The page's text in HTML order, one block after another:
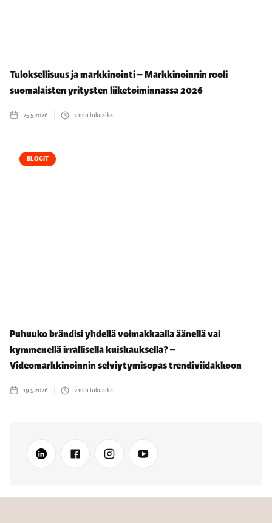
Tuloksellisuus ja markkinointi – Markkinoinnin rooli
suomalaisten yritysten liiketoiminnassa 2026
25.5.2026 2min lukuaika
BLOGIT
Puhuuko brändisi yhdellä voimakkaalla äänellä vai
kymmenellä irrallisella kuiskauksella? –
Videomarkkinoinnin selviytymisopas trendiviidakkoon
19.5.2026 2min lukuaika